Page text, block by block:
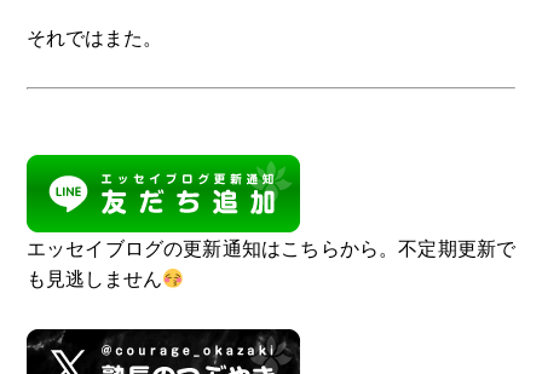
それではまた。
エッセイブログの更新通知はこちらから。不定期更新で
も見逃しません